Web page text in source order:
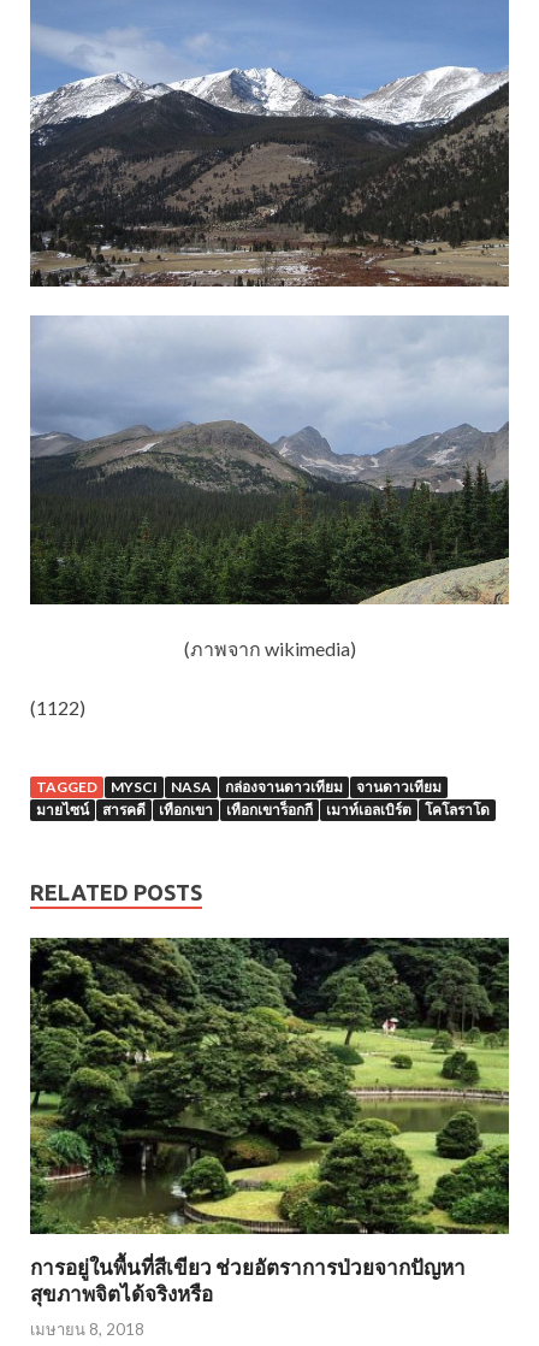
(ภาพจาก wikimedia)
(1122)
TAGGED MYSCI NASA กล่องจานดาวเทียม
จานดาวเทียม
มายไซน์
สารคดี เทือกเขา เทือกเขาร็อกกี เมาท์เอลเบิร์ต โคโลราโด
RELATED POSTS
การอยู่ในพื้นที่สีเขียว ช่วยอัตราการป่วยจากปัญหา
สุขภาพจิตได้จริงหรือ
เมษายน 8, 2018